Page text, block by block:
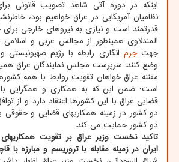
اینکه در دوره آتی شاهد تصویب قانونی
نظامیان آمریکایی در عراق خواهیم بود،
قدرتمند است و نیازی به نیروهای خارجی برای
المندلاوی همینطور از مجالس عربی و اسلامی
جهتجرم انگاری رابطه با رژیم
وضع کنند. سرپرست مجلس نمایندگان عراق
مقننه عراق خواهان تقویت روابط با همه
است؛ ضمن این که به همکاری و همگرایی
قضایی عراق با این کشورها اعتقاد دارد و از
دو کشور در زمینه همکاریهای قضایی و
دو کشور حمایت می کند.
تاکید نخست وزیر عراق بر تقویت
ایران در زمینه مقابله با تروریسم و مبارزه با